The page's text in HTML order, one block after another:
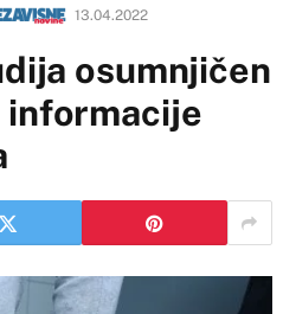
13.04.2022
osumnjičen
informacije